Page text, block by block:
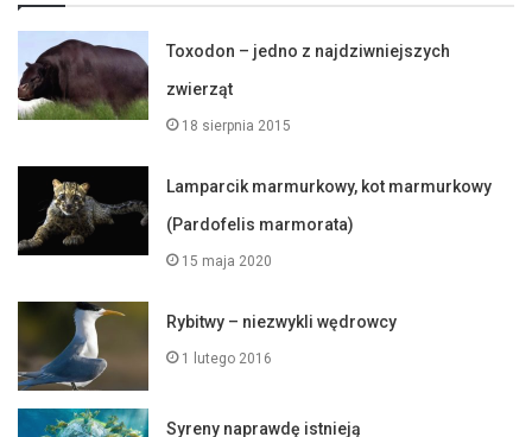
Toxodon – jedno z najdziwniejszych
zwierząt
18 sierpnia 2015
Lamparcik marmurkowy, kot marmurkowy
(Pardofelis marmorata)
15 maja 2020
Rybitwy – niezwykli wędrowcy
1 lutego 2016
Syreny naprawdę istnieją